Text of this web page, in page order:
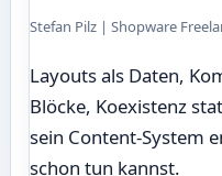
Stefan Pilz | Shopware
Layouts als Daten,
Blöcke, Koexistenz
sein Content-System
schon tun kannst.